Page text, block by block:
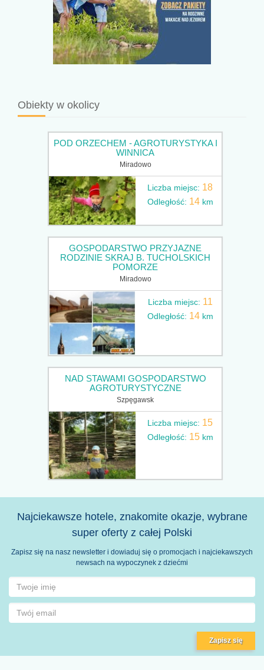
Obiekty w okolicy
POD ORZECHEM - AGROTURYSTYKA I
WINNICA
Miradowo
Liczba miejsc: 18
Odległość: 14km
GOSPODARSTWO PRZYJAZNE
RODZINIE SKRAJ B. TUCHOLSKICH
POMORZE
Miradowo
Liczba miejsc: 11
Odległość: 14km
NAD STAWAMI GOSPODARSTWO
AGROTURYSTYCZNE
Szpęgawsk
Liczba miejsc: 15
Odległość: 15km
Najciekawsze hotele, znakomite okazje, wybrane
super oferty z całej Polski
Zapisz się na nasz newsletter i dowiaduj się o promocjach i najciekawszych
newsach na wypoczynek z dziećmi
Zapisz się